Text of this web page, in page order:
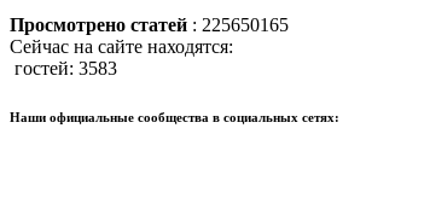
Просмотрено статей : 225650165
Сейчас на сайте находятся:
гостей: 3583
Наши официальные сообщества в социальных сетях: